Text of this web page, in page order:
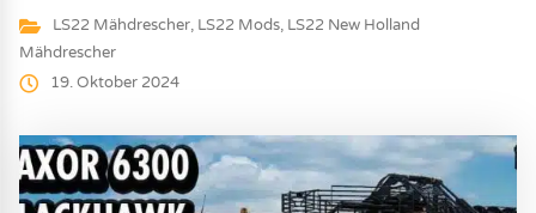
LS22 Mähdrescher, LS22 Mods, LS22 New Holland
Mähdrescher
19. Oktober 2024